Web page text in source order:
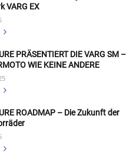
VARG EX
PRÄSENTIERT DIE VARG SM –
WIE KEINE ANDERE
ROADMAP – Die Zukunft der